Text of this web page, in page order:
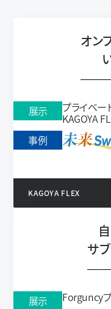
オン
展示 プライベー
KAGOYA
事例
KAGOYA FLEX
サ
展示
Forguncy